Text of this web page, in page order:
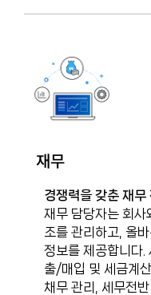
재무
경쟁력을 갖춘 재무
재무 담당자는 회사
조를 관리하고, 올
정보를 제공합니다.
출/매입 및 세금계
채무 관리, 세무전